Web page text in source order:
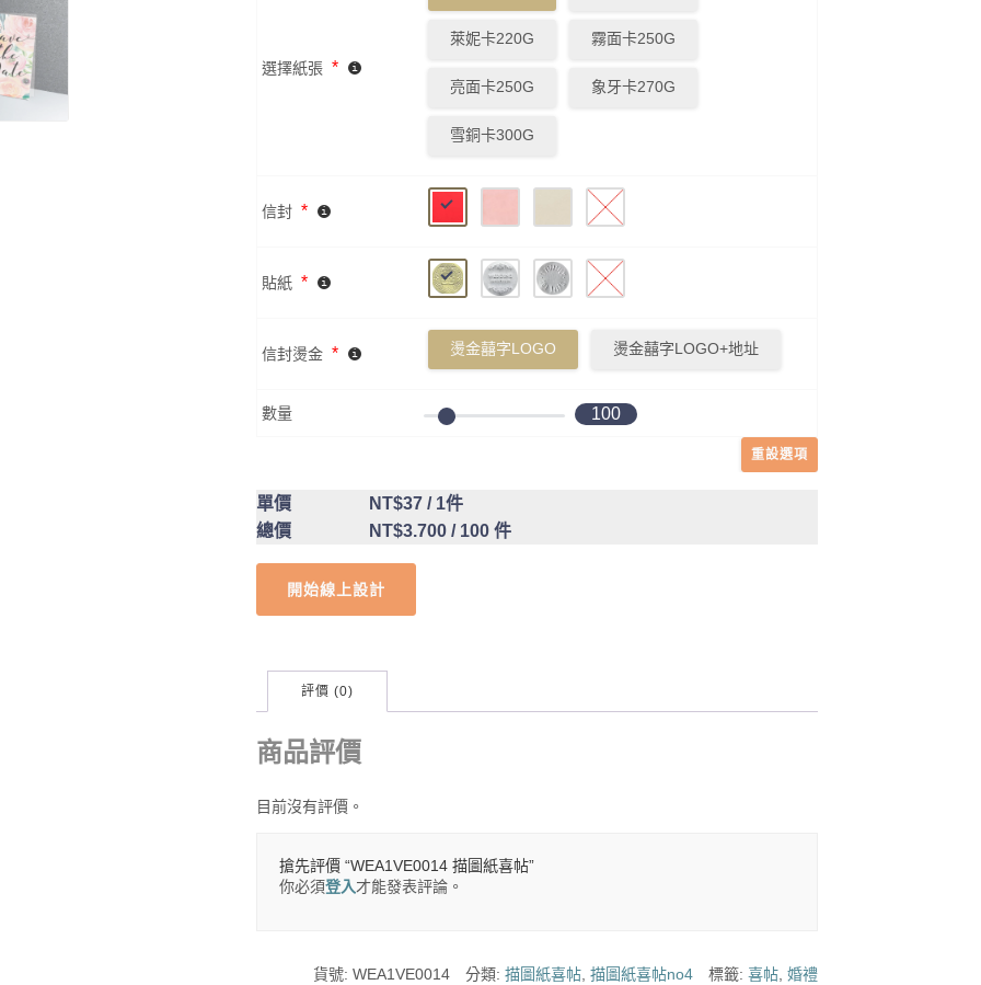
選擇紙張 *
萊妮卡220G 霧面卡250G
亮面卡250G 象牙卡270G
雪銅卡300G
信封 *
貼紙 *
信封燙金 * 燙金囍字LOGO 燙金囍字LOGO+地址
數量 100
重設選項
單價 NT$37 / 1件
總價
NT$3.700 / 100 件
開始線上設計
評價 (0)
商品評價
目前沒有評價。
搶先評價 “WEA1VE0014 描圖紙喜帖”
你必須登入才能發表評論。
貨號: WEA1VE0014 分類:描圖紙喜帖,描圖紙喜帖no4 標籤:喜帖,婚禮